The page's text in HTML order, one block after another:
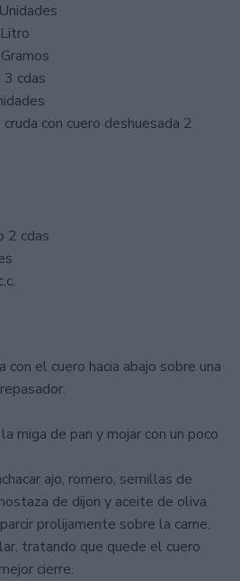
cdas
con cuero deshuesada 2
2 cdas
con el cuero hacia abajo sobre una
miga de pan y mojar con un poco
ajo, romero, semillas de
de dijon y aceite de oliva.
prolijamente sobre la carne.
tratando que quede el cuero
cierre.